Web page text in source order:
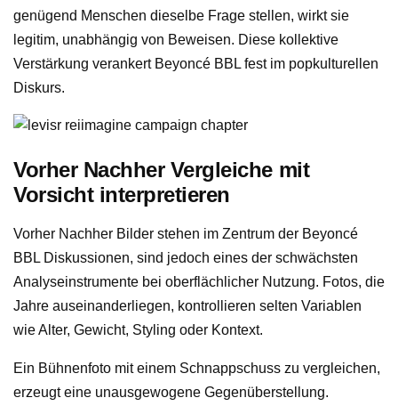
genügend Menschen dieselbe Frage stellen, wirkt sie
legitim, unabhängig von Beweisen. Diese kollektive
Verstärkung verankert Beyoncé BBL fest im popkulturellen
Diskurs.
Vorher Nachher Vergleiche mit
Vorsicht interpretieren
Vorher Nachher Bilder stehen im Zentrum der Beyoncé
BBL Diskussionen, sind jedoch eines der schwächsten
Analyseinstrumente bei oberflächlicher Nutzung. Fotos, die
Jahre auseinanderliegen, kontrollieren selten Variablen
wie Alter, Gewicht, Styling oder Kontext.
Ein Bühnenfoto mit einem Schnappschuss zu vergleichen,
erzeugt eine unausgewogene Gegenüberstellung.